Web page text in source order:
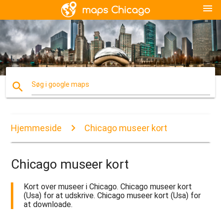
menu
search Søg i google maps
Hjemmeside Chicago museer kort
Chicago museer kort
Kort over museer i Chicago. Chicago museer kort
(Usa) for at udskrive. Chicago museer kort (Usa) for
at downloade.